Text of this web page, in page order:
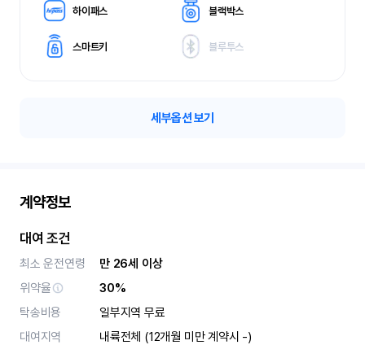
하이패스 블랙박스
스마트키 블루투스
세부옵션 보기
계약정보
대여 조건
최소 운전연령
만 26세 이상
위약율
30%
탁송비용
일부지역 무료
대여지역
내륙전체 (12개월 미만 계약시 -)